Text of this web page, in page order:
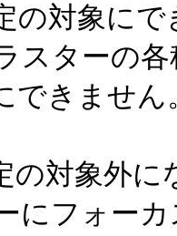
の対象にで
ターの各
きません
対象外に
フォーカ